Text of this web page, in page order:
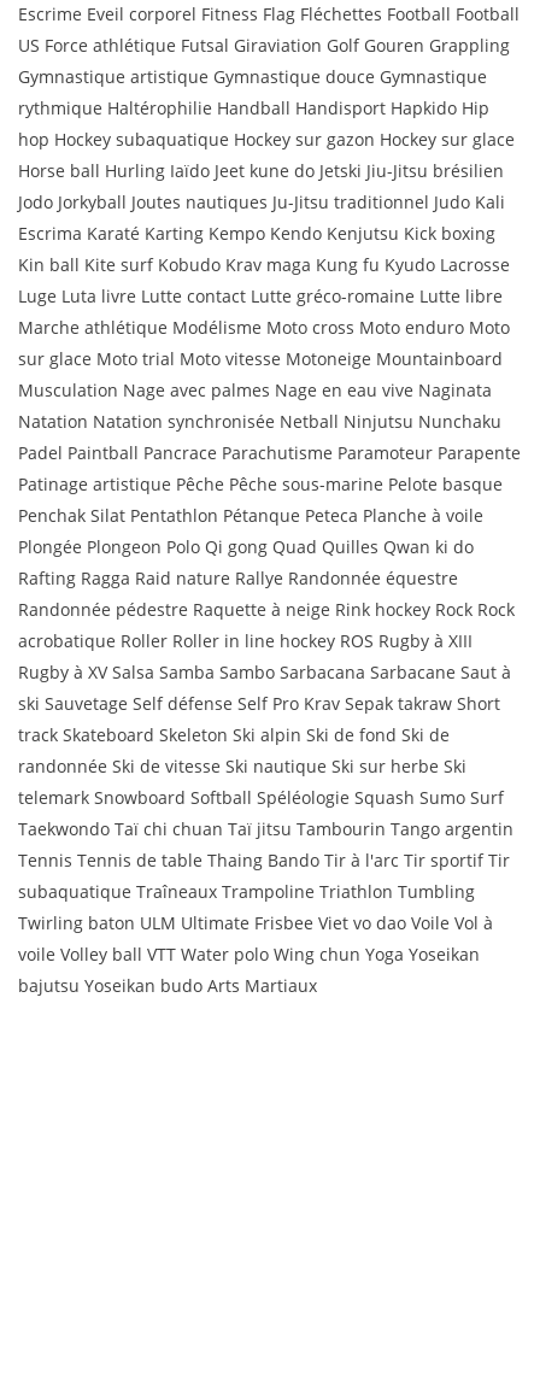
Escrime Eveil corporel Fitness Flag Fléchettes Football Football
US Force athlétique Futsal Giraviation Golf Gouren Grappling
Gymnastique artistique Gymnastique douce Gymnastique
rythmique Haltérophilie Handball Handisport Hapkido Hip
hop Hockey subaquatique Hockey sur gazon Hockey sur glace
Horse ball Hurling Iaïdo Jeet kune do Jetski Jiu-Jitsu brésilien
Jodo Jorkyball Joutes nautiques Ju-Jitsu traditionnel Judo Kali
Escrima Karaté Karting Kempo Kendo Kenjutsu Kick boxing
Kin ball Kite surf Kobudo Krav maga Kung fu Kyudo Lacrosse
Luge Luta livre Lutte contact Lutte gréco-romaine Lutte libre
Marche athlétique Modélisme Moto cross Moto enduro Moto
sur glace Moto trial Moto vitesse Motoneige Mountainboard
Musculation Nage avec palmes Nage en eau vive Naginata
Natation Natation synchronisée Netball Ninjutsu Nunchaku
Padel Paintball Pancrace Parachutisme Paramoteur Parapente
Patinage artistique Pêche Pêche sous-marine Pelote basque
Penchak Silat Pentathlon Pétanque Peteca Planche à voile
Plongée Plongeon Polo Qi gong Quad Quilles Qwan ki do
Rafting Ragga Raid nature Rallye Randonnée équestre
Randonnée pédestre Raquette à neige Rink hockey Rock Rock
acrobatique Roller Roller in line hockey ROS Rugby à XIII
Rugby à XV Salsa Samba Sambo Sarbacana Sarbacane Saut à
ski Sauvetage Self défense Self Pro Krav Sepak takraw Short
track Skateboard Skeleton Ski alpin Ski de fond Ski de
randonnée Ski de vitesse Ski nautique Ski sur herbe Ski
telemark Snowboard Softball Spéléologie Squash Sumo Surf
Taekwondo Taï chi chuan Taï jitsu Tambourin Tango argentin
Tennis Tennis de table Thaing Bando Tir à l'arc Tir sportif Tir
subaquatique Traîneaux Trampoline Triathlon Tumbling
Twirling baton ULM Ultimate Frisbee Viet vo dao Voile Vol à
voile Volley ball VTT Water polo Wing chun Yoga Yoseikan
bajutsu Yoseikan budo Arts Martiaux